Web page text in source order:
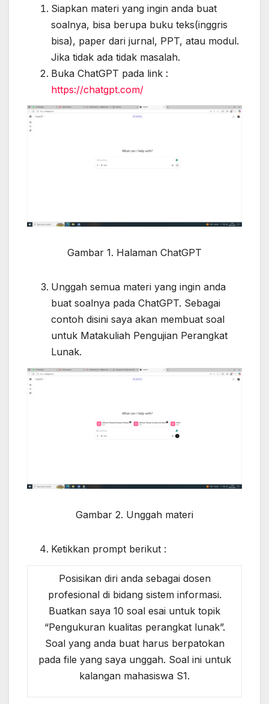
Siapkan materi yang ingin anda buat
soalnya, bisa berupa buku teks(inggris
bisa), paper dari jurnal, PPT, atau modul.
Jika tidak ada tidak masalah.
Buka ChatGPT pada link :
https://chatgpt.com/
Gambar 1. Halaman ChatGPT
Unggah semua materi yang ingin anda
buat soalnya pada ChatGPT. Sebagai
contoh disini saya akan membuat soal
untuk Matakuliah Pengujian Perangkat
Lunak.
Gambar 2. Unggah materi
Ketikkan prompt berikut :
Posisikan diri anda sebagai dosen
profesional di bidang sistem informasi.
Buatkan saya 10 soal esai untuk topik
“Pengukuran kualitas perangkat lunak”.
Soal yang anda buat harus berpatokan
pada file yang saya unggah. Soal ini untuk
kalangan mahasiswa S1.